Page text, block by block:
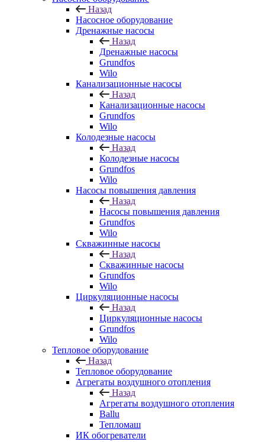
Назад
Насосное оборудование
Дренажные насосы
Назад
Дренажные насосы
Grundfos
Wilo
Канализационные насосы
Назад
Канализационные насосы
Grundfos
Wilo
Колодезные насосы
Назад
Колодезные насосы
Grundfos
Wilo
Насосы повышения давления
Назад
Насосы повышения давления
Grundfos
Wilo
Скважинные насосы
Назад
Скважинные насосы
Grundfos
Wilo
Циркуляционные насосы
Назад
Циркуляционные насосы
Grundfos
Wilo
Тепловое оборудование
Назад
Тепловое оборудование
Агрегаты воздушного отопления
Назад
Агрегаты воздушного отопления
Ballu
Тепломаш
ИК обогреватели